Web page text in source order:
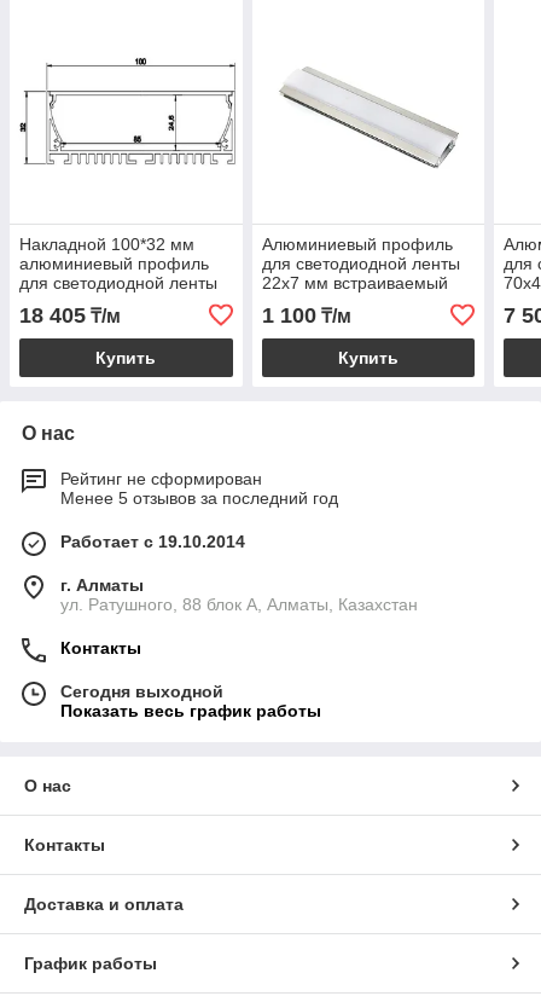
Накладной 100*32 мм
алюминиевый профиль
для светодиодной ленты
18 405 ₸/м
Купить
Алюминиевый профиль
для светодиодной ленты
22х7 мм встраиваемый
1 100₸/м
Купить
для
7
О нас
Рейтинг не сформирован
Менее 5 отзывов за последний год
Работает с 19.10.2014
г. Алматы
ул. Ратушного, 88 блок A, Алматы, Казахстан
Контакты
Сегодня выходной
Показать весь график работы
О нас
Контакты
Доставка и оплата
График работы